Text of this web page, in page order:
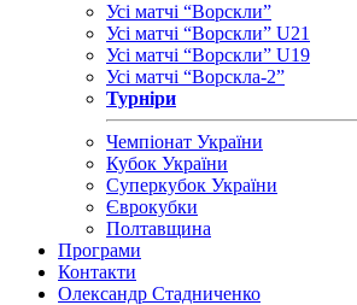
Усі матчі “Ворскли”
Усі матчі “Ворскли” U21
Усі матчі “Ворскли” U19
Усі матчі “Ворскла-2”
Турніри
Чемпіонат України
Кубок України
Суперкубок України
Єврокубки
Полтавщина
Програми
Контакти
Олександр Стадниченко